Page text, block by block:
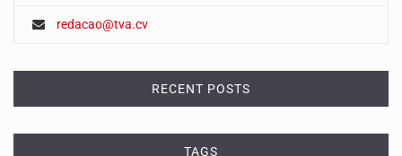
redacao@tva.cv
RECENT POSTS
TAGS